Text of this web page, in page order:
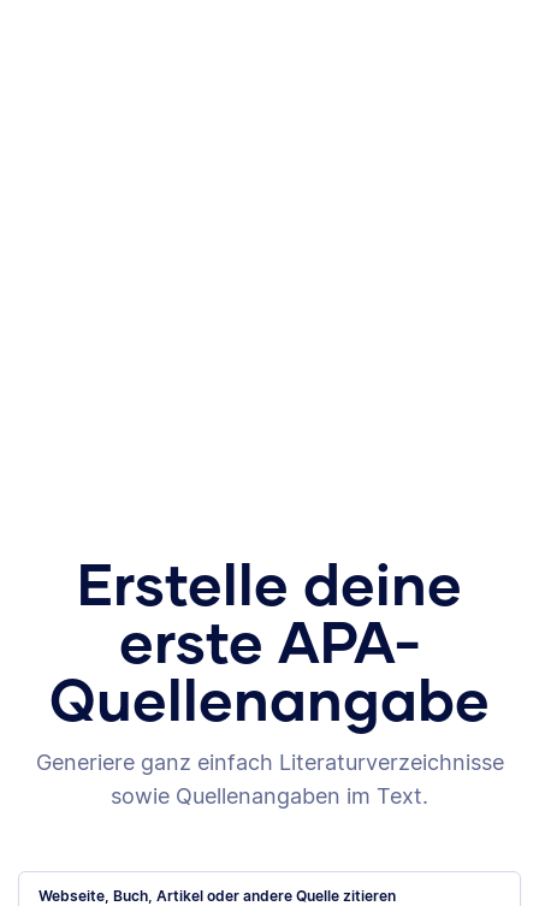
Erstelle deine
erste APA-
Quellenangabe
Generiere ganz einfach Literaturverzeichnisse
sowie Quellenangaben im Text.
Webseite, Buch, Artikel oder andere Quelle zitieren